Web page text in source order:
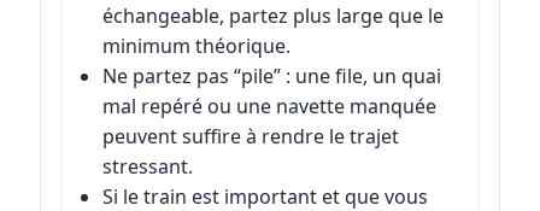
échangeable, partez plus large que le
minimum théorique.
Ne partez pas “pile” : une file, un quai
mal repéré ou une navette manquée
peuvent suffire à rendre le trajet
stressant.
Si le train est important et que vous